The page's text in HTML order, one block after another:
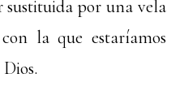
sustituida por una vela
la que estaríamos